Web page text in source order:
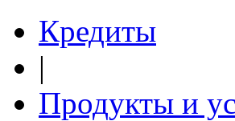
Кредиты
|
Продукты и